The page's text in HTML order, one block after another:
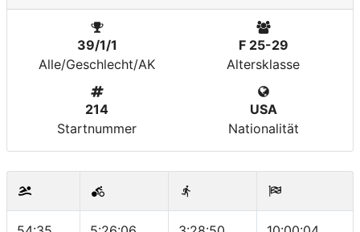
39/1/1
Alle/Geschlecht/AK
F 25-29
Altersklasse
214
Startnummer
USA
Nationalität